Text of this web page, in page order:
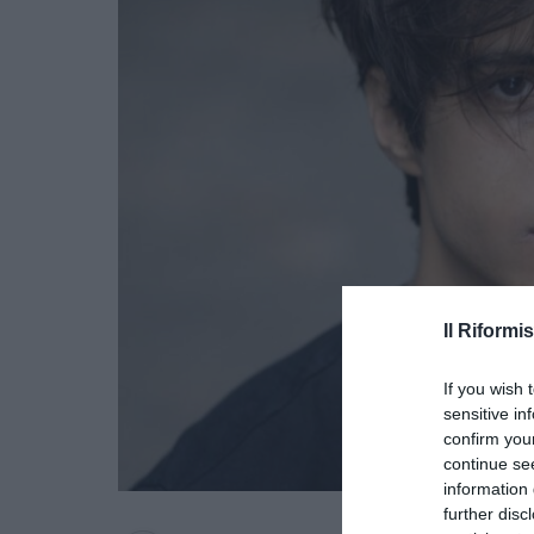
Il
If you wish
sensitive
confirm
continue
information
further